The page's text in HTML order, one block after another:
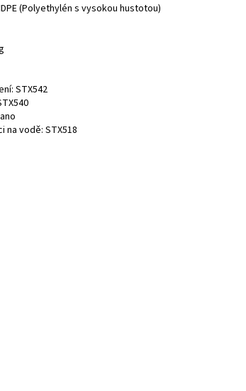
(Polyethylén s vysokou hustotou)
STX542
na vodě: STX518